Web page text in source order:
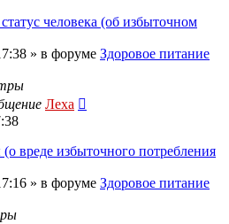
человека (об избыточном
» в форуме Здоровое питание
Леха
вреде избыточного потребления
» в форуме Здоровое питание